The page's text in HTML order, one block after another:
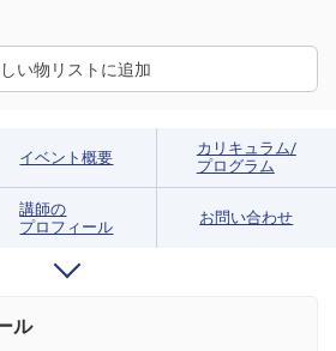
い物リストに追加
イベント概要
カリキュラム/
プログラム
講師の
プロフィール
お問い合わせ
ル